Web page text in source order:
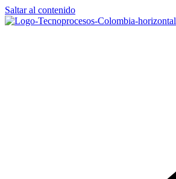
Saltar al contenido